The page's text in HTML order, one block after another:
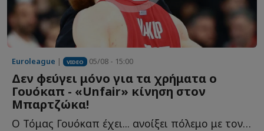
Euroleague | VIDEO 05/08 - 15:00
Δεν φεύγει μόνο για τα χρήματα ο
Γουόκαπ - «Unfair» κίνηση στον
Μπαρτζώκα!
Ο Τόμας Γουόκαπ έχει... ανοίξει πόλεμο με τον Ολυμπιακό κ...